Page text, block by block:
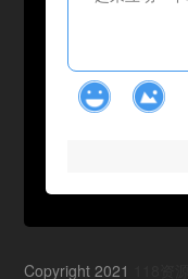
Copyright 2021